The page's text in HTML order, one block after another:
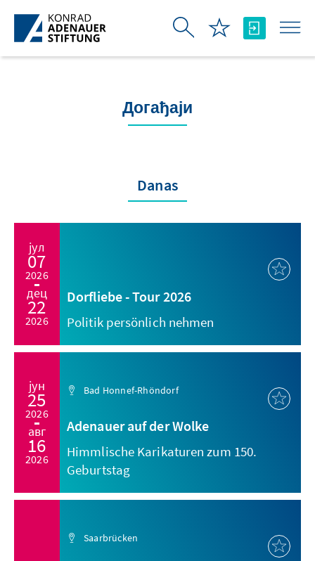
Skip to Main Content
Догађаји
Danas
јул
07
2026
дец
22
2026
Dorfliebe - Tour 2026
Politik persönlich nehmen
јун
25
2026
авг
16
2026
Bad Honnef-Rhöndorf
Adenauer auf der Wolke
Himmlische Karikaturen zum 150.
Geburtstag
Saarbrücken